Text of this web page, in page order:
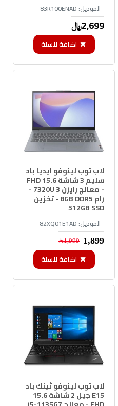
الموديل: 83K100ENAD
2,699﷼
اضافة للسلة
الموديل: 82XQ01E1AD
لاب توب لينوفو ايديا باد
سليم 3 شاشة 15.6 FHD
- معالج رايزن 3 7320U -
رام 8GB DDR5 - تخزين
512GB SSD
1,899﷼ 1,999﷼
اضافة للسلة
لاب توب لينوفو ثينك باد
E15 جيل 2 شاشة 15.6